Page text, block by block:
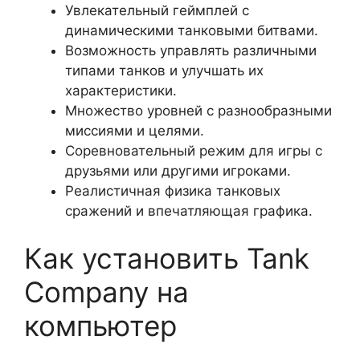
Увлекательный геймплей с
динамическими танковыми битвами.
Возможность управлять различными
типами танков и улучшать их
характеристики.
Множество уровней с разнообразными
миссиями и целями.
Соревновательный режим для игры с
друзьями или другими игроками.
Реалистичная физика танковых
сражений и впечатляющая графика.
Как установить Tank
Company на
компьютер